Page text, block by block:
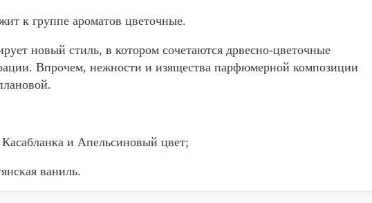
к группе ароматов цветочные.
новый стиль, в котором сочетаются дрвесно-цветочные
Впрочем, нежности и изящества парфюмерной композиции
и Апельсиновый цвет;
ваниль.